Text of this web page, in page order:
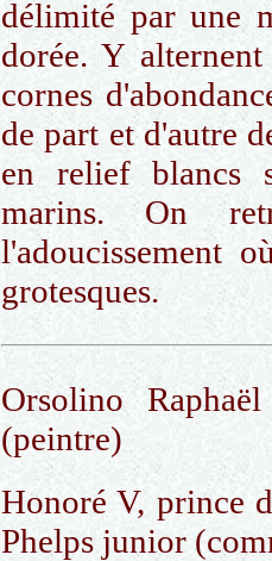
délimité par une
dorée. Y
cornes
de part et d'autre
en relief blancs
marins. On
l'adoucissement
grotesques.
Orsolino
(peintre)
Honoré V, prince
Phelps junior